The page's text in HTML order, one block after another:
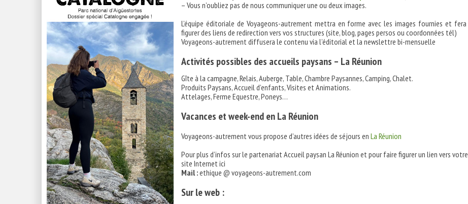
– Vous n’oubliez pas de nous communiquer une ou deux images.
L’équipe éditoriale de Voyageons-autrement mettra en forme avec les images fournies et fera
figurer des liens de redirection vers vos structures (site, blog, pages persos ou coordonnées tél)
Voyageons-autrement diffusera le contenu via l’éditorial et la newslettre bi-mensuelle
Activités possibles des accueils paysans – La Réunion
Gîte à la campagne, Relais, Auberge, Table, Chambre Paysannes, Camping, Chalet.
Produits Paysans, Accueil d’enfants, Visites et Animations.
Attelages, Ferme Equestre, Poneys…
Vacances et week-end en La Réunion
Voyageons-autrement vous propose d’autres idées de séjours en La Réunion
Pour plus d’infos sur le partenariat Accueil paysan La Réunion et pour faire figurer un lien vers votre
site Internet ici
Mail :ethique @ voyageons-autrement.com
Sur le web :